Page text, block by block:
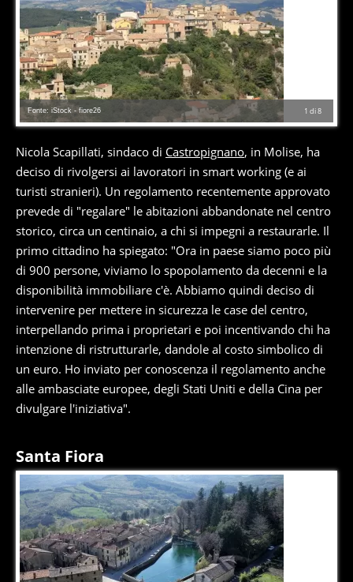
1 di8
Fonte: iStock - fiore26
Nicola Scapillati, sindaco di Castropignano, in Molise, ha
deciso di rivolgersi ai lavoratori in smart working (e ai
turisti stranieri). Un regolamento recentemente approvato
prevede di "regalare" le abitazioni abbandonate nel centro
storico, circa un centinaio, a chi si impegni a restaurarle. Il
primo cittadino ha spiegato: "Ora in paese siamo poco più
di 900 persone, viviamo lo spopolamento da decenni e la
disponibilità immobiliare c'è. Abbiamo quindi deciso di
intervenire per mettere in sicurezza le case del centro,
interpellando prima i proprietari e poi incentivando chi ha
intenzione di ristrutturarle, dandole al costo simbolico di
un euro. Ho inviato per conoscenza il regolamento anche
alle ambasciate europee, degli Stati Uniti e della Cina per
divulgare l'iniziativa".
Santa Fiora